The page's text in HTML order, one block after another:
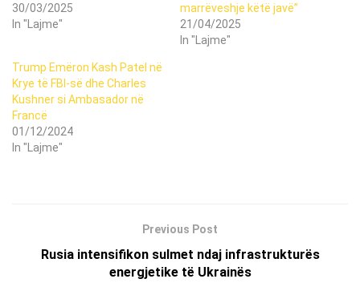
30/03/2025
In "Lajme"
marrëveshje këtë javë”
21/04/2025
In "Lajme"
Trump Emëron Kash Patel në
Krye të FBI-së dhe Charles
Kushner si Ambasador në
Francë
01/12/2024
In "Lajme"
Previous Post
Rusia intensifikon sulmet ndaj infrastrukturës
energjetike të Ukrainës